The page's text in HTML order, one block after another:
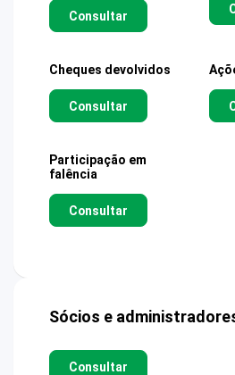
Consultar
Cheques devolvidos
Consultar
Participação em
falência
Consultar
Sócios e
Consultar